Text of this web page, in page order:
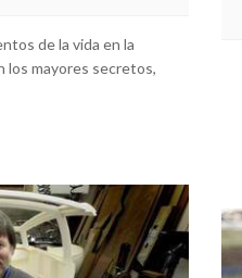
de la vida en la
los mayores secretos,